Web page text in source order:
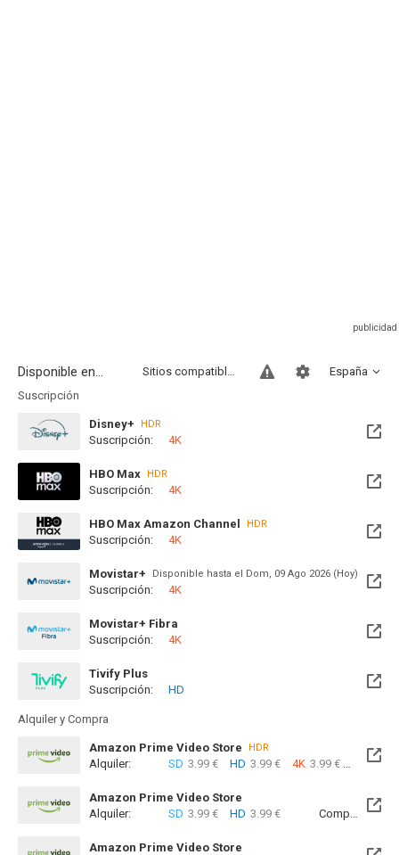
Disponible en... España
Sitios compatibles
Suscripción
Disney+ HDR
Suscripción: 4K
HBO Max
HDR
Disponible hasta el Lun, 21 Dic 2026 (Quedan 4 meses)
Suscripción: 4K
HBO Max Amazon Channel HDR
Suscripción: 4K
Movistar+ Disponible hasta el Dom, 09 Ago 2026 (Hoy)
Suscripción: 4K
Movistar+ Fibra
Disponible hasta el Lun, 21 Dic 2026 (Quedan 4 meses)
Suscripción: 4K
Tivify Plus
Disponible hasta el Mié, 12 Ago 2026 (Quedan 5 días)
Suscripción: HD
Alquiler y Compra
Amazon Prime Video Store HDR
Alquiler: SD 3.99 € HD 3.99 € 4K 3.99 €
Amazon Prime Video Store
Alquiler:
SD 3.99 € HD 3.99 € Compra: SD
Amazon Prime Video Store